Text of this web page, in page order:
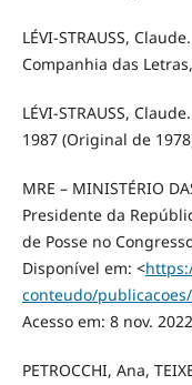
LÉVI-STRAUSS,
Companhia das
LÉVI-STRAUSS,
1987 (Original de
MRE – MINISTÉRIO
Presidente da
de Posse no
Disponível em: <
conteudo/
Acesso em: 8 nov.
PETROCCHI, Ana,